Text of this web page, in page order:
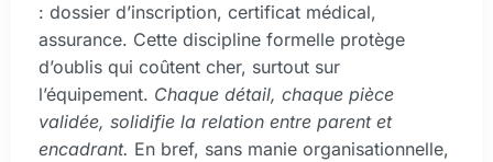
: dossier d’inscription, certificat médical,
assurance. Cette discipline formelle protège
d’oublis qui coûtent cher, surtout sur
l’équipement. Chaque détail, chaque pièce
validée, solidifie la relation entre parent et
encadrant. En bref, sans manie organisationnelle,